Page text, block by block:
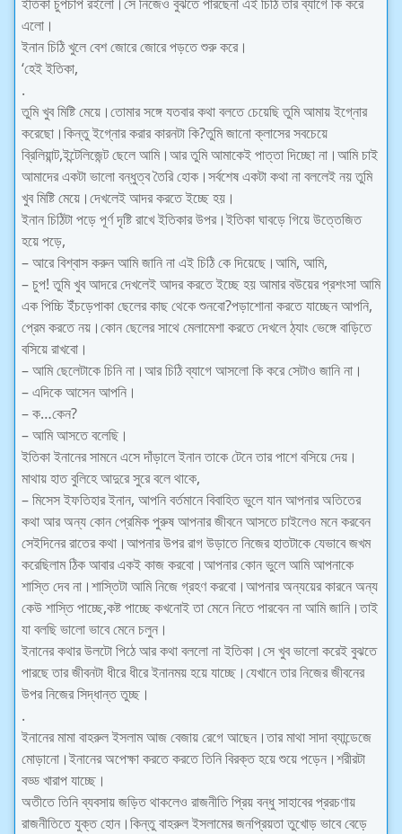
এলো।
ইনান চিঠি খুলে বেশ জোরে জোরে পড়তে শুরু করে।
‘হেই ইতিকা,
.
তুমি খুব মিষ্টি মেয়ে।তোমার সঙ্গে যতবার কথা বলতে চেয়েছি তুমি আমায় ইগ্নোর
করেছো।কিন্তু ইগ্নোর করার কারনটা কি?তুমি জানো ক্লাসের সবচেয়ে
ব্রিলিয়ান্ট,ইন্টেলিজেন্ট ছেলে আমি।আর তুমি আমাকেই পাত্তা দিচ্ছো না।আমি চাই
আমাদের একটা ভালো বন্ধুত্ব তৈরি হোক।সর্বশেষ একটা কথা না বললেই নয় তুমি
খুব মিষ্টি মেয়ে।দেখলেই আদর করতে ইচ্ছে হয়।
ইনান চিঠিটা পড়ে পূর্ণ দৃষ্টি রাখে ইতিকার উপর।ইতিকা ঘাবড়ে গিয়ে উত্তেজিত
হয়ে পড়ে,
– আরে বিশ্বাস করুন আমি জানি না এই চিঠি কে দিয়েছে।আমি, আমি,
– চুপ! তুমি খুব আদরে দেখলেই আদর করতে ইচ্ছে হয় আমার বউয়ের প্রশংসা আমি
এক পিচ্চি ইঁচড়েপাকা ছেলের কাছ থেকে শুনবো?পড়াশোনা করতে যাচ্ছেন আপনি,
প্রেম করতে নয়।কোন ছেলের সাথে মেলামেশা করতে দেখলে ঠ্যাং ভেঙ্গে বাড়িতে
বসিয়ে রাখবো।
– আমি ছেলেটাকে চিনি না।আর চিঠি ব্যাগে আসলো কি করে সেটাও জানি না।
– এদিকে আসেন আপনি।
– ক…কেন?
– আমি আসতে বলেছি।
ইতিকা ইনানের সামনে এসে দাঁড়ালে ইনান তাকে টেনে তার পাশে বসিয়ে দেয়।
মাথায় হাত বুলিহে আদুরে সুরে বলে থাকে,
– মিসেস ইফতিহার ইনান, আপনি বর্তমানে বিবাহিত ভুলে যান আপনার অতিতের
কথা আর অন্য কোন প্রেমিক পুরুষ আপনার জীবনে আসতে চাইলেও মনে করবেন
সেইদিনের রাতের কথা।আপনার উপর রাগ উড়াতে নিজের হাতটাকে যেভাবে জখম
করেছিলাম ঠিক আবার একই কাজ করবো।আপনার কোন ভুলে আমি আপনাকে
শাস্তি দেব না।শাস্তিটা আমি নিজে গ্রহণ করবো।আপনার অন্যয়ের কারনে অন্য
কেউ শাস্তি পাচ্ছে,কষ্ট পাচ্ছে কখনোই তা মেনে নিতে পারবেন না আমি জানি।তাই
যা বলছি ভালো ভাবে মেনে চলুন।
ইনানের কথার উলটো পিঠে আর কথা বললো না ইতিকা।সে খুব ভালো করেই বুঝতে
পারছে তার জীবনটা ধীরে ধীরে ইনানময় হয়ে যাচ্ছে।যেখানে তার নিজের জীবনের
উপর নিজের সিদ্ধান্ত তুচ্ছ।
.
ইনানের মামা বাহরুল ইসলাম আজ বেজায় রেগে আছেন।তার মাথা সাদা ব্যান্ডেজে
মোড়ানো।ইনানের অপেক্ষা করতে করতে তিনি বিরক্ত হয়ে শুয়ে পড়েন।শরীরটা
বড্ড খারাপ যাচ্ছে।
অতীতে তিনি ব্যবসায় জড়িত থাকলেও রাজনীতি প্রিয় বন্ধু সাহাবের প্ররচণায়
রাজনীতিতে যুক্ত হোন।কিন্তু বাহরুল ইসলামের জনপ্রিয়তা তুখোড় ভাবে বেড়ে